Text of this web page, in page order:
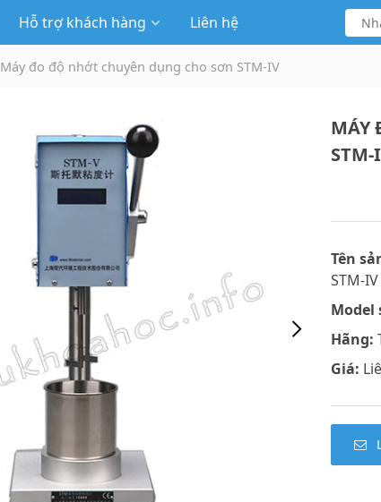
Hỗ trợ khách hàng Liên hệ
Máy đo độ nhớt chuyên dụng cho sơn STM-IV
MÁY
STM-
Tên
STM-IV
Model
Hãng:
Giá: